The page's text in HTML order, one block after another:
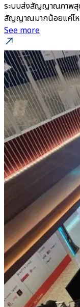
ระบบส่งสัญญาณภาพสุด
สัญญาณมากน้อยแค่ไห
See more